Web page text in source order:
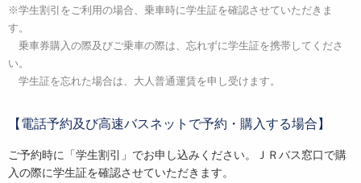
※学生割引をご利用の場合、乗車時に学生証を確認させていただきま
す。
乗車券購入の際及びご乗車の際は、忘れずに学生証を携帯してくださ
い。
学生証を忘れた場合は、大人普通運賃を申し受けます。
【電話予約及び高速バスネットで予約・購入する場合】
ご予約時に「学生割引」でお申し込みください。ＪＲバス窓口で購
入の際に学生証を確認させていただきます。